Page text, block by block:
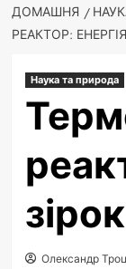
ДОМАШНЯ
РЕАКТОР:
Наука та природа
Олександр